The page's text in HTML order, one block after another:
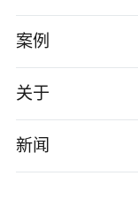
高端网站建设
AI应用开发
小程序/App
案例
智能制造
电子数码
关于
公司介绍
新闻